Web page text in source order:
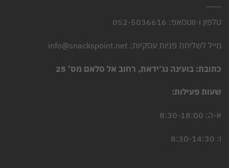
טלפון ו-ווטסאפ: 052-5036616
מייל לשליחת פניות עסקיות: info@snackspoint.net
כתובת: בועינה נג’ידאת, רחוב אל סלאם מס’ 25
שעות פעילות:
א-ה: 8:30-18:00
ו: 8:30-14:30